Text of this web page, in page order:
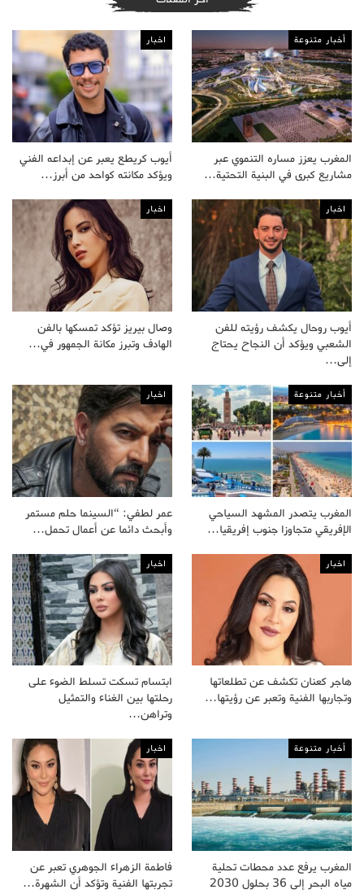
أخبار متنوعة
المغرب يعزز مساره التنموي عبر
مشاريع كبرى في البنية التحتية…
اخبار
أيوب كريطع يعبر عن إبداعه الفني
ويؤكد مكانته كواحد من أبرز…
اخبار
أيوب روحال يكشف رؤيته للفن
الشعبي ويؤكد أن النجاح يحتاج
إلى…
اخبار
وصال بيريز تؤكد تمسكها بالفن
الهادف وتبرز مكانة الجمهور في…
أخبار متنوعة
المغرب يتصدر المشهد السياحي
الإفريقي متجاوزا جنوب إفريقيا…
اخبار
عمر لطفي: “السينما حلم مستمر
وأبحث دائما عن أعمال تحمل…
اخبار
هاجر كعنان تكشف عن تطلعاتها
وتجاربها الفنية وتعبر عن رؤيتها…
اخبار
ابتسام تسكت تسلط الضوء على
رحلتها بين الغناء والتمثيل
وتراهن…
أخبار متنوعة
المغرب يرفع عدد محطات تحلية
مياه البحر إلى 36 بحلول 2030
اخبار
فاطمة الزهراء الجوهري تعبر عن
تجربتها الفنية وتؤكد أن الشهرة…